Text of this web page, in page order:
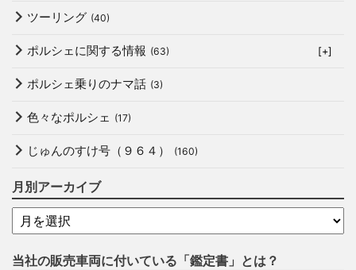
ツーリング (40)
ポルシェに関する情報 (63) [+]
ポルシェ乗りのナマ話 (3)
色々なポルシェ (17)
じゅんのすけ号（９６４） (160)
月別アーカイブ
当社の販売車両に付いている「鑑定書」とは？